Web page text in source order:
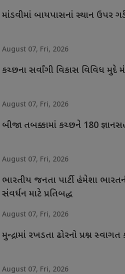
માંડવીમાં બાયપાસનાં સ્થાન ઉપર
August 07, Fri, 2026
કચ્છના સર્વાંગી વિકાસ વિવિધ મુદે
August 07, Fri, 2026
બીજા તબક્કામાં કચ્છને 180
August 07, Fri, 2026
ભારતીય જનતા પાર્ટી હંમેશા
સંવર્ધન માટે પ્રતિબદ્ધ
August 07, Fri, 2026
મુન્દ્રામાં રખડતા ઢોરનો પ્રશ્ન સ્વાગત
August 07, Fri, 2026